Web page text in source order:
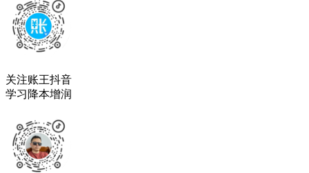
关注账王抖音
学习降本增润